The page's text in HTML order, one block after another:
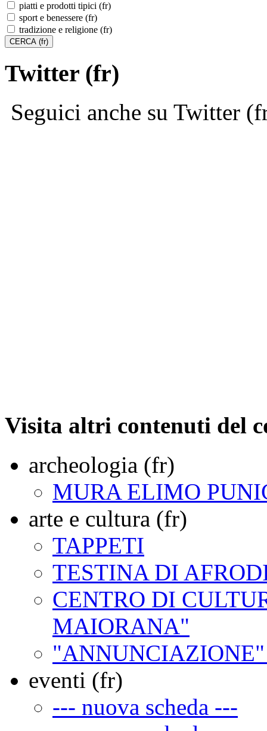
piatti e prodotti tipici (fr)
sport e benessere (fr)
tradizione e religione (fr)
Twitter (fr)
Seguici anche su Twitter
Visita altri contenuti del
archeologia (fr)
MURA ELIMO
arte e cultura (fr)
TAPPETI
TESTINA DI
CENTRO DI
MAIORANA"
eventi (fr)
--- nuova scheda ---